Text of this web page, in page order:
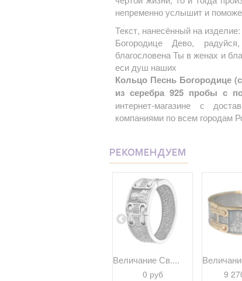
непременно услышит и
Текст, нанесённый на изделие:
Богородице Дево,
благословена Ты в женах и
еси душ наших
Кольцо Песнь Богородице
из серебра 925 пробы с
интернет-магазине с
компаниями по всем городам
РЕКОМЕНДУЕМ
Величание Св....
0 руб 9